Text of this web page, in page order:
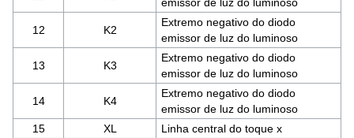
12 K2
Extremo negativo do diodo
emissor de luz do luminoso
13 K3
Extremo negativo do diodo
emissor de luz do luminoso
14 K4
Extremo negativo do diodo
emissor de luz do luminoso
15
XL
Linha central do toque x